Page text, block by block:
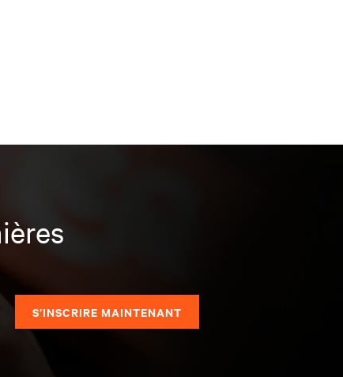
S’INSCRIRE MAINTENANT